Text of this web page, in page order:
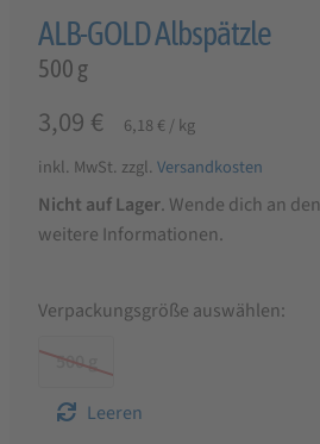
ALB-GOLD Albspätzle
500 g
3,09 € 6,18 €/kg
inkl. MwSt. zzgl. Versandkosten
Nicht auf Lager. Wende dich an den
weitere Informationen.
Verpackungsgröße auswählen:
500 g
Leeren